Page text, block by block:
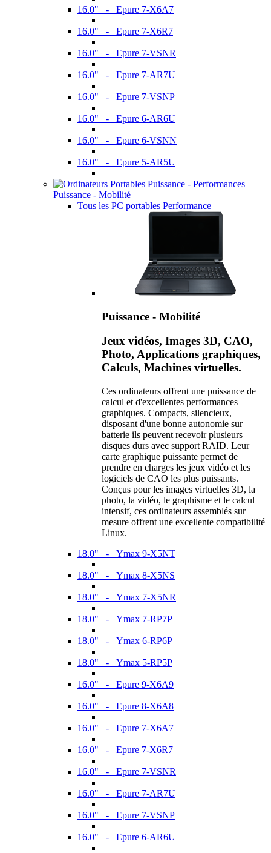
16.0" - Epure 7-X6A7
16.0" - Epure 7-X6R7
16.0" - Epure 7-VSNR
16.0" - Epure 7-AR7U
16.0" - Epure 7-VSNP
16.0" - Epure 6-AR6U
16.0" - Epure 6-VSNN
16.0" - Epure 5-AR5U
Puissance - Mobilité
Tous les PC portables Performance
Puissance - Mobilité
Jeux vidéos, Images 3D, CAO,
Photo, Applications graphiques,
Calculs, Machines virtuelles.
Ces ordinateurs offrent une puissance de
calcul et d'excellentes performances
graphiques. Compacts, silencieux,
disposant d'une bonne autonomie sur
batterie ils peuvent recevoir plusieurs
disques durs avec support RAID. Leur
carte graphique puissante permet de
prendre en charges les jeux vidéo et les
logiciels de CAO les plus puissants.
Conçus pour les images virtuelles 3D, la
photo, la vidéo, le graphisme et le calcul
intensif, ces ordinateurs assemblés sur
mesure offrent une excellente compatibilité
Linux.
18.0" - Ymax 9-X5NT
18.0" - Ymax 8-X5NS
18.0" - Ymax 7-X5NR
18.0" - Ymax 7-RP7P
18.0" - Ymax 6-RP6P
18.0" - Ymax 5-RP5P
16.0" - Epure 9-X6A9
16.0" - Epure 8-X6A8
16.0" - Epure 7-X6A7
16.0" - Epure 7-X6R7
16.0" - Epure 7-VSNR
16.0" - Epure 7-AR7U
16.0" - Epure 7-VSNP
16.0" - Epure 6-AR6U